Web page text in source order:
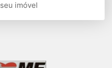
imóvel